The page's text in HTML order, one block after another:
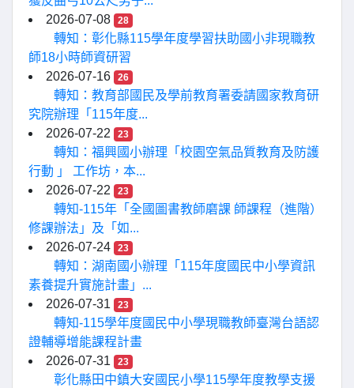
2026-07-08
28
轉知：彰化縣115學年度學習扶助國小非現職教
師18小時師資研習
2026-07-16
26
轉知：教育部國民及學前教育署委請國家教育研
究院辦理「115年度...
2026-07-22
23
轉知：福興國小辦理「校園空氣品質教育及防護
行動 」 工作坊，本...
2026-07-22
23
轉知-115年「全國圖書教師磨課 師課程（進階）
修課辦法」及「如...
2026-07-24
23
轉知：湖南國小辦理「115年度國民中小學資訊
素養提升實施計畫」...
2026-07-31
23
轉知-115學年度國民中小學現職教師臺灣台語認
證輔導增能課程計畫
2026-07-31
23
彰化縣田中鎮大安國民小學115學年度教學支援